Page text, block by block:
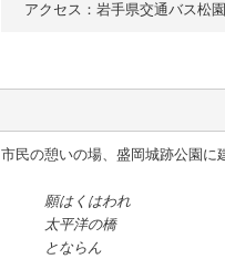
アクセス：岩手県交通バス松
市民の憩いの場、盛岡城跡公園に
願はくはわれ
太平洋の橋
とならん